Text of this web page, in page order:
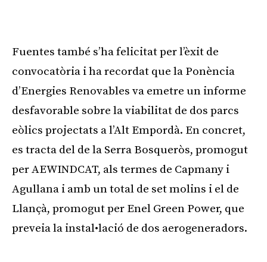
Fuentes també s’ha felicitat per l’èxit de
convocatòria i ha recordat que la Ponència
d’Energies Renovables va emetre un informe
desfavorable sobre la viabilitat de dos parcs
eòlics projectats a l’Alt Empordà. En concret,
es tracta del de la Serra Bosqueròs, promogut
per AEWINDCAT, als termes de Capmany i
Agullana i amb un total de set molins i el de
Llançà, promogut per Enel Green Power, que
preveia la instal•lació de dos aerogeneradors.